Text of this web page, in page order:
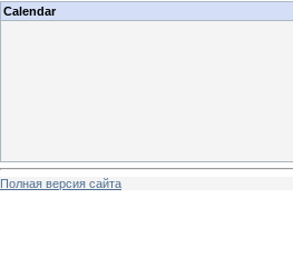
Calendar
Полная версия сайта